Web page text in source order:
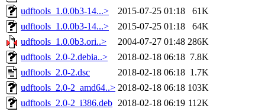
udftools_1.0.0b3-14...>
2015-07-25 01:18
61K
udftools_1.0.0b3-14...>
2015-07-25 01:18
64K
udftools_1.0.0b3.ori..>
2004-07-27 01:48 286K
udftools_2.0-2.debia..>
2018-02-18 06:18 7.8K
udftools_2.0-2.dsc
2018-02-18 06:18 1.7K
udftools_2.0-2_amd64..> 2018-02-18 06:18 103K
udftools_2.0-2_i386.deb 2018-02-18 06:19 112K